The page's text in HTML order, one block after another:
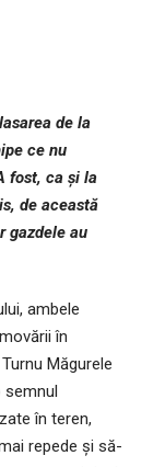
de la
ce nu
fost, ca și la
de această
gazdele au
ambele
în
Măgurele
semnul
în teren,
repede și să-